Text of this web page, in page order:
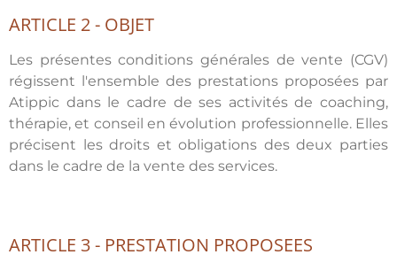
ARTICLE 2 - OBJET
Les présentes conditions générales de vente (CGV)
régissent l'ensemble des prestations proposées par
Atippic dans le cadre de ses activités de coaching,
thérapie, et conseil en évolution professionnelle. Elles
précisent les droits et obligations des deux parties
dans le cadre de la vente des services.
ARTICLE 3 - PRESTATION PROPOSEES